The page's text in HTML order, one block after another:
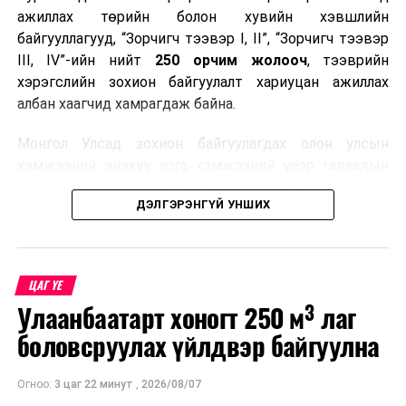
ажиллах төрийн болон хувийн хэвшлийн
байгууллагууд, “Зорчигч тээвэр I, II”, “Зорчигч тээвэр
III, IV”-ийн нийт 250 орчим жолооч, тээврийн
хэрэгслийн зохион байгуулалт хариуцан ажиллах
албан хаагчид хамрагдаж байна.
Монгол Улсад зохион байгуулагдах олон улсын
зочид, төлөөлөгчдөд аюулгүй, шуурхай, соёлтой,
мэргэжлийн түвшинд тээврийн үйлчилгээ үзүүлэх
зохион байгуулалтын онцлог, зочид, төлөөлөгчдийн
ангилал, үйлчилгээний стандарт, жолооч нарын үүрэг
хариуцлага, сахилга бат, үйлчилгээний соёл, ёс зүй,
мэргэжлийн харилцааны талаар нэгдсэн мэдээлэл
өгчээ.
ДЭЛГЭРЭНГҮЙ УНШИХ
ЦАГ ҮЕ
Улаанбаатарт хоногт 250 м³ лаг
боловсруулах үйлдвэр байгуулна
Огноо: 3 цаг 22 минут , 2026/08/07